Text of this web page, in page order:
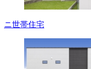
ニ世帯住宅